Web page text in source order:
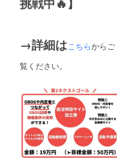
→詳細はこちらからご
覧ください。